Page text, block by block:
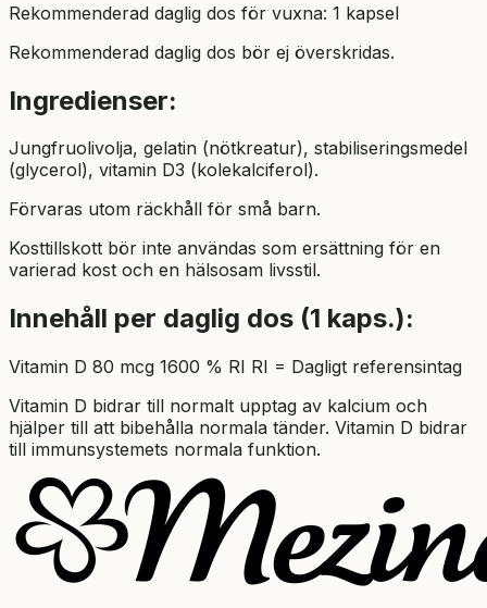
Rekommenderad daglig dos för vuxna: 1 kapsel
Rekommenderad daglig dos bör ej överskridas.
Ingredienser:
Jungfruolivolja, gelatin (nötkreatur), stabiliseringsmedel
(glycerol), vitamin D3 (kolekalciferol).
Förvaras utom räckhåll för små barn.
Kosttillskott bör inte användas som ersättning för en
varierad kost och en hälsosam livsstil.
Innehåll per daglig dos (1 kaps.):
Vitamin D 80 mcg 1600 % RI RI = Dagligt referensintag
Vitamin D bidrar till normalt upptag av kalcium och
hjälper till att bibehålla normala tänder. Vitamin D bidrar
till immunsystemets normala funktion.